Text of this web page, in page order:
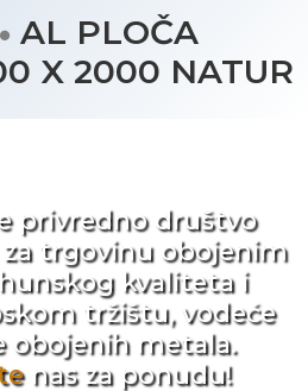
AL PLOČA
X 2000 NATUR
privredno društvo
za trgovinu obojenim
kvaliteta i
tržištu, vodeće
obojenih metala.
nas za ponudu!